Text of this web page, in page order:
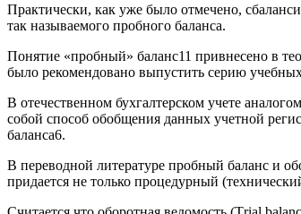
Практически, как уже было отмечено,
так называемого пробного баланса.
Понятие «пробный» баланс11 привнесено в
было рекомендовано выпустить серию
В отечественном бухгалтерском учете
собой способ обобщения данных учетной
баланса6.
В переводной литературе пробный баланс и
придается не только процедурный